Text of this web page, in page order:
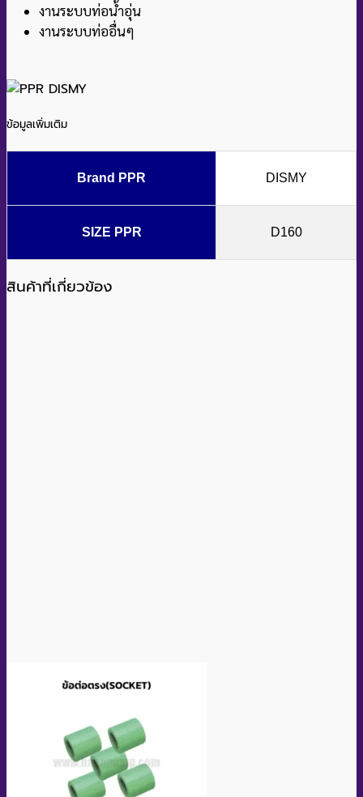
งานระบบท่อน้ำอุ่น
งานระบบท่ออื่นๆ
ข้อมูลเพิ่มเติม
Brand PPR DISMY
SIZE PPR D160
สินค้าที่เกี่ยวข้อง